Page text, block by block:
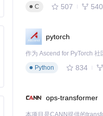
C
507 540
pytorch
Python
834
ops-transformer